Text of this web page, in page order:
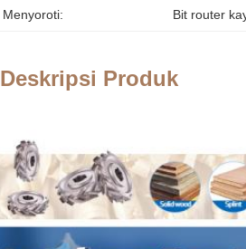
Menyoroti: Bit router
Deskripsi Produk